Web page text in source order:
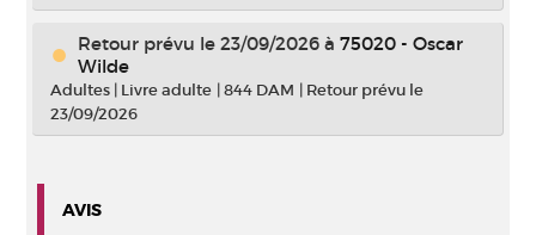
Retour prévu le 23/09/2026 à 75020 - Oscar
Wilde
Adultes | Livre adulte |844 DAM | Retour prévu le
23/09/2026
AVIS